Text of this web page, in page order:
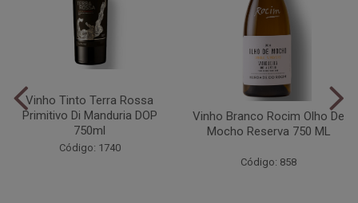
Vinho Tinto Terra Rossa
Primitivo Di Manduria DOP
750ml
Código: 1740
Vinho Branco Rocim Olho De
Mocho Reserva 750 ML
Código: 858